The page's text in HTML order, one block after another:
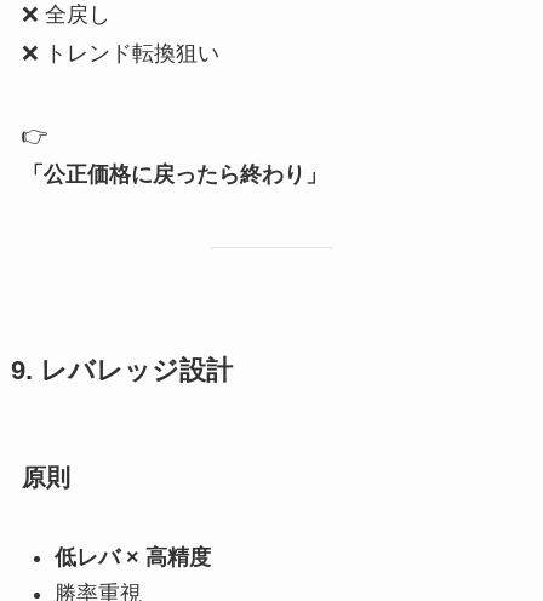
❌ 全戻し
❌ トレンド転換狙い
👉
「公正価格に戻ったら終わり」
9. レバレッジ設計
原則
低レバ × 高精度
勝率重視